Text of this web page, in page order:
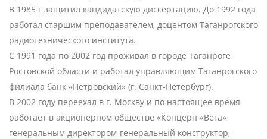
В 1985 г защитил кандидатскую диссертацию. До 1992 года
работал старшим преподавателем, доцентом Таганрогского
радиотехнического института.
С 1991 года по 2002 год проживал в городе Таганроге
Ростовской области и работал управляющим Таганрогского
филиала банк «Петровский» (г. Санкт-Петербург).
В 2002 году переехал в г. Москву и по настоящее время
работает в акционерном обществе «Концерн «Вега»
генеральным директором-генеральный конструктор,